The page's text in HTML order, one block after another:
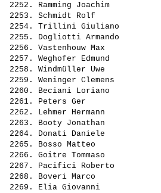
2252. Ramming Joachim
2253. Schmidt Rolf
2254. Trillini Giuliano
2255. Dogliotti Armando
2256. Vastenhouw Max
2257. Weghofer Edmund
2258. Windmüller Uwe
2259. Weninger Clemens
2260. Beciani Loriano
2261. Peters Ger
2262. Lehmer Hermann
2263. Booty Jonathan
2264. Donati Daniele
2265. Bosso Matteo
2266. Goitre Tommaso
2267. Pacifici Roberto
2268. Boveri Marco
2269. Elia Giovanni